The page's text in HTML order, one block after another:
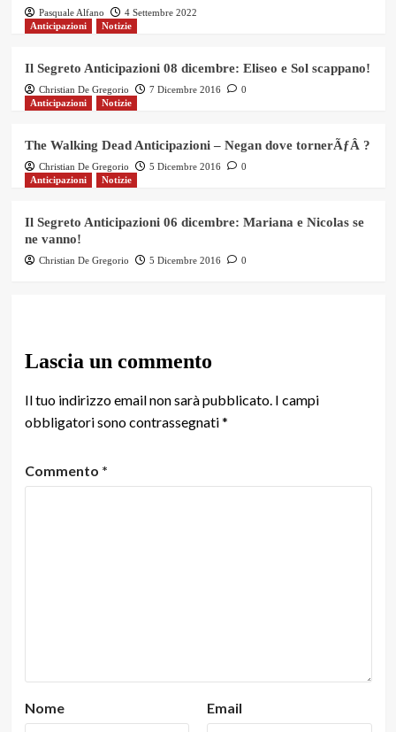
Pasquale Alfano
4 Settembre 2022
Anticipazioni
Notizie
Il Segreto Anticipazioni 08 dicembre: Eliseo e Sol scappano!
Christian De Gregorio 7 Dicembre 2016
0
Anticipazioni
Notizie
The Walking Dead Anticipazioni – Negan dove tornerÃƒÂ ?
Christian De Gregorio 5 Dicembre 2016
0
Anticipazioni
Notizie
Il Segreto Anticipazioni 06 dicembre: Mariana e Nicolas se
ne vanno!
Christian De Gregorio 5 Dicembre 2016 0
Lascia un commento
Il tuo indirizzo email non sarà pubblicato. I campi
obbligatori sono contrassegnati*
Commento *
Nome Email